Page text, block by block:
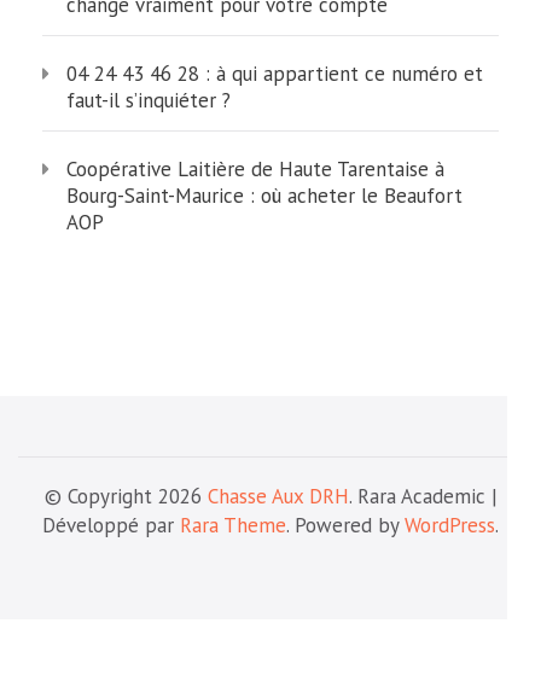
04 24 43 46 28 : à qui appartient ce numéro et
faut-il s’inquiéter ?
Coopérative Laitière de Haute Tarentaise à
Bourg-Saint-Maurice : où acheter le Beaufort
AOP
© Copyright 2026 Chasse Aux DRH. Rara Academic |
Développé par Rara Theme. Powered byWordPress.